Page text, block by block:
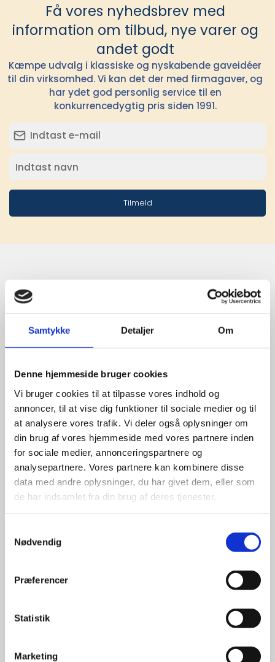
Samtykke Detaljer Om
Denne hjemmeside bruger cookies
Vi bruger cookies til at tilpasse vores indhold og
annoncer, til at vise dig funktioner til sociale medier og til
at analysere vores trafik. Vi deler også oplysninger om
din brug af vores hjemmeside med vores partnere inden
for sociale medier, annonceringspartnere og
analysepartnere. Vores partnere kan kombinere disse
data med andre oplysninger, du har givet dem, eller som
de har indsamlet fra din brug af deres tjenester.
Nødvendig
Præferencer
Statistik
Marketing
Få vores nyhedsbrev med
information om tilbud, nye varer og
andet godt
Kæmpe udvalg i klassiske og nyskabende gaveidéer
til din virksomhed. Vi kan det der med firmagaver, og
har ydet god personlig service til en
konkurrencedygtig pris siden 1991.
Tilmeld
leverandører
giver større
udvalg
For at sikre høj kvalitet og stor
leveringssikkerhed samarbejder vi
med de største og mest
anerkendte leverandører inden for
promotion.